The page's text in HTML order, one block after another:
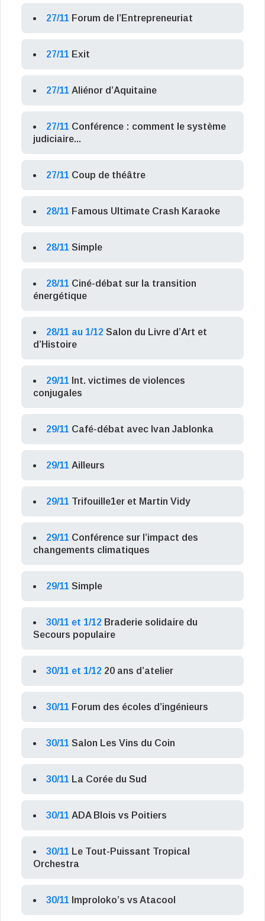
27/11 Forum de l’Entrepreneuriat
27/11 Exit
27/11 Aliénor d’Aquitaine
27/11 Conférence : comment le système
judiciaire...
27/11 Coup de théâtre
28/11 Famous Ultimate Crash Karaoke
28/11 Simple
28/11 Ciné-débat sur la transition
énergétique
28/11 au 1/12 Salon du Livre d’Art et
d’Histoire
29/11 Int. victimes de violences
conjugales
29/11 Café-débat avec Ivan Jablonka
29/11 Ailleurs
29/11 Trifouille1er et Martin Vidy
29/11 Conférence sur l’impact des
changements climatiques
29/11 Simple
30/11 et 1/12 Braderie solidaire du
Secours populaire
30/11 et 1/12 20 ans d’atelier
30/11 Forum des écoles d’ingénieurs
30/11 Salon Les Vins du Coin
30/11 La Corée du Sud
30/11 ADA Blois vs Poitiers
30/11 Le Tout-Puissant Tropical
Orchestra
30/11 Improloko’s vs Atacool